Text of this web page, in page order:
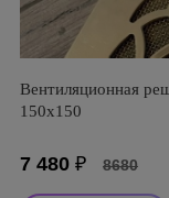
Вентиляционная
150х150
7 480 ₽ 8680